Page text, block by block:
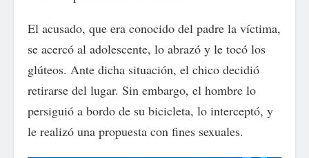
El acusado, que era conocido del padre la víctima,
se acercó al adolescente, lo abrazó y le tocó los
glúteos. Ante dicha situación, el chico decidió
retirarse del lugar. Sin embargo, el hombre lo
persiguió a bordo de su bicicleta, lo interceptó, y
le realizó una propuesta con fines sexuales.